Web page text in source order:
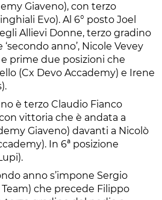
Giaveno), con terzo
Evo). Al 6° posto Joel
Allievi Donne, terzo gradino
anno’, Nicole Vevey
prime due posizioni che
(Cx Devo Accademy) e Irene
è terzo Claudio Fianco
vittoria che è andata a
Giaveno) davanti a Nicolò
In 6ª posizione
anno s’impone Sergio
che precede Filippo